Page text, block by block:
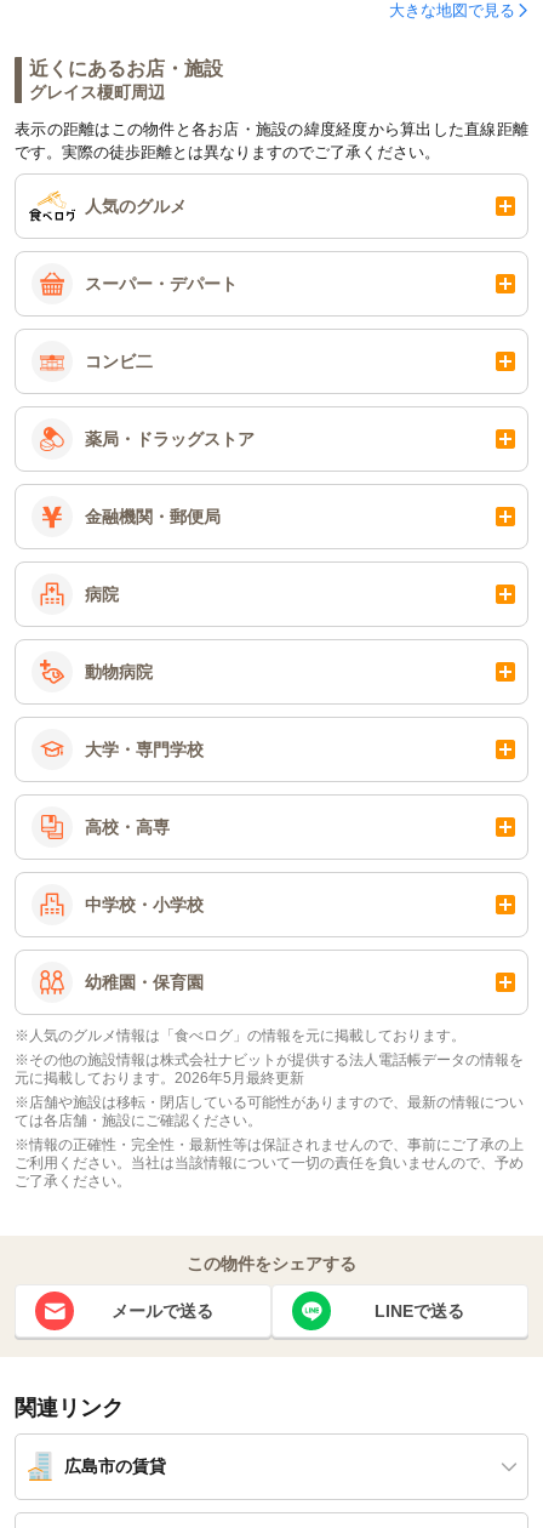
大きな地図で見る
近くにあるお店・施設
グレイス榎町周辺
表示の距離はこの物件と各お店・施設の緯度経度から算出した直線距離
です。実際の徒歩距離とは異なりますのでご了承ください。
人気のグルメ
スーパー・デパート
コンビ二
薬局・ドラッグストア
金融機関・郵便局
病院
動物病院
大学・専門学校
高校・高専
中学校・小学校
幼稚園・保育園
※人気のグルメ情報は「食べログ」の情報を元に掲載しております。
※その他の施設情報は株式会社ナビットが提供する法人電話帳データの情報を
元に掲載しております。2026年5月最終更新
※店舗や施設は移転・閉店している可能性がありますので、最新の情報につい
ては各店舗・施設にご確認ください。
※情報の正確性・完全性・最新性等は保証されませんので、事前にご了承の上
ご利用ください。当社は当該情報について一切の責任を負いませんので、予め
ご了承ください。
この物件をシェアする
メールで送る LINEで送る
関連リンク
広島市の賃貸